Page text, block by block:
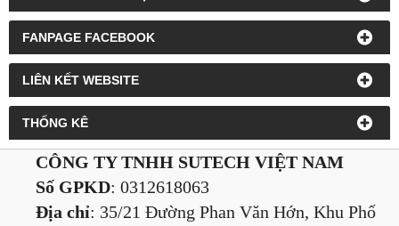
FANPAGE FACEBOOK
LIÊN KẾT WEBSITE
THỐNG KÊ
CÔNG TY TNHH SUTECH VIỆT NAM
Số GPKD: 0312618063
Địa chỉ: 35/21 Đường Phan Văn Hớn, Khu Phố